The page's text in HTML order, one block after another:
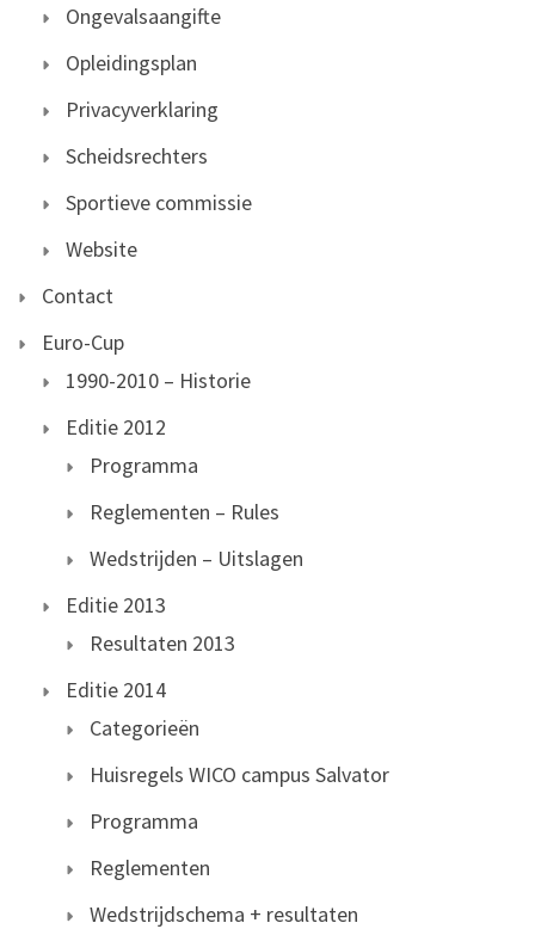
Ongevalsaangifte
Opleidingsplan
Privacyverklaring
Scheidsrechters
Sportieve commissie
Website
Contact
Euro-Cup
1990-2010 – Historie
Editie 2012
Programma
Reglementen – Rules
Wedstrijden – Uitslagen
Editie 2013
Resultaten 2013
Editie 2014
Categorieën
Huisregels WICO campus Salvator
Programma
Reglementen
Wedstrijdschema + resultaten